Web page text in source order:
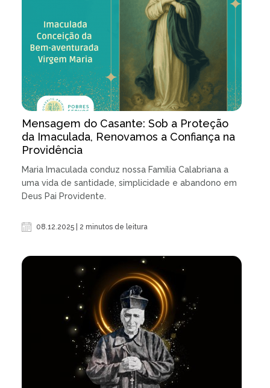
Mensagem do Casante: Sob a Proteção
da Imaculada, Renovamos a Confiança na
Providência
Maria Imaculada conduz nossa Família Calabriana a
uma vida de santidade, simplicidade e abandono em
Deus Pai Providente.
08.12.2025 | 2 minutos de leitura